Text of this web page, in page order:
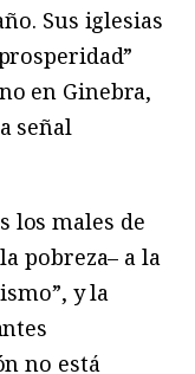
Sus iglesias
en Ginebra,
señal
los males de
pobreza– a la
y la
no está